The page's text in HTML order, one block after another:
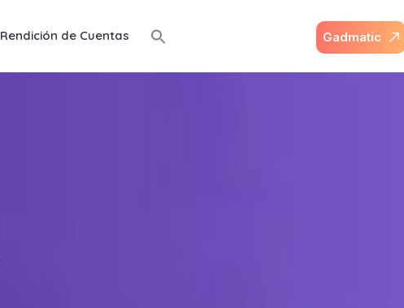
Rendición de Cuentas Gadmatic